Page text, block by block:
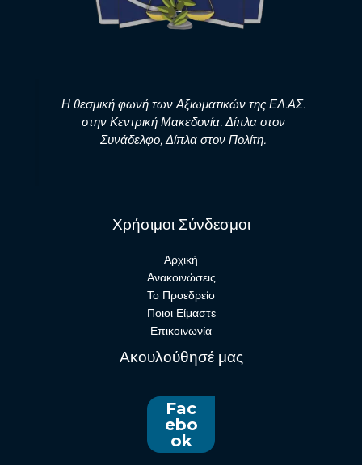
Η θεσμική φωνή των Αξιωματικών της ΕΛ.ΑΣ.
στην Κεντρική Μακεδονία. Δίπλα στον
Συνάδελφο, Δίπλα στον Πολίτη.
Χρήσιμοι Σύνδεσμοι
Αρχική
Ανακοινώσεις
Το Προεδρείο
Ποιοι Είμαστε
Επικοινωνία
Ακουλούθησέ μας
Fac
ebo
ok